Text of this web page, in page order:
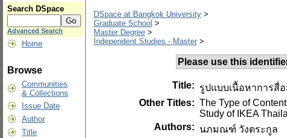
Search DSpace
Advanced Search
Home
Browse
Communities
& Collections
Issue Date
Author
Title
DSpace at Bangkok University >
Graduate School >
Master Degree >
Independent Studies - Master >
Please use this
Title: รูปแบบเนื้อหาการสื่
Other Titles: The Type of
Study of IKEA
Authors: นภมณฑ์ วังตระกูล